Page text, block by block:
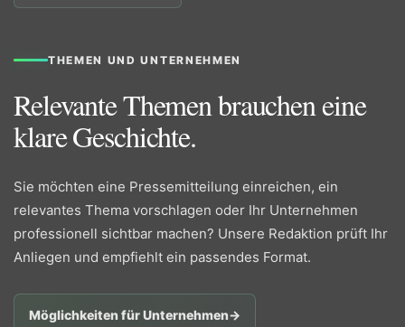
THEMEN UND UNTERNEHMEN
Relevante Themen brauchen eine
klare Geschichte.
Sie möchten eine Pressemitteilung einreichen, ein
relevantes Thema vorschlagen oder Ihr Unternehmen
professionell sichtbar machen? Unsere Redaktion prüft Ihr
Anliegen und empfiehlt ein passendes Format.
Möglichkeiten für Unternehmen→